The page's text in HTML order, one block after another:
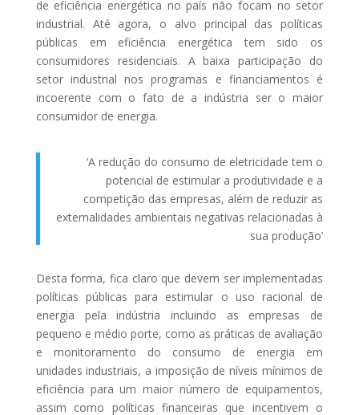
de eficiência energética no país não focam no setor
industrial. Até agora, o alvo principal das políticas
públicas em eficiência energética tem sido os
consumidores residenciais. A baixa participação do
setor industrial nos programas e financiamentos é
incoerente com o fato de a indústria ser o maior
consumidor de energia.
‘A redução do consumo de eletricidade tem o
potencial de estimular a produtividade e a
competição das empresas, além de reduzir as
externalidades ambientais negativas relacionadas à
sua produção’
Desta forma, fica claro que devem ser implementadas
políticas públicas para estimular o uso racional de
energia pela indústria incluindo as empresas de
pequeno e médio porte, como as práticas de avaliação
e monitoramento do consumo de energia em
unidades industriais, a imposição de níveis mínimos de
eficiência para um maior número de equipamentos,
assim como políticas financeiras que incentivem o